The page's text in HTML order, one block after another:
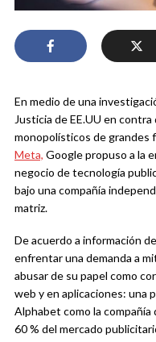
En medio de una
Justicia de EE.UU en
monopolísticos de grandes
Meta, Google propuso a la
negocio de tecnología
bajo una compañía
matriz.
De acuerdo a información
enfrentar una demanda a
abusar de su papel como
web y en aplicaciones: una
Alphabet como la compañía
60 % del mercado